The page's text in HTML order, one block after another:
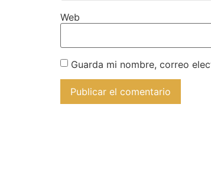
Web
Guarda mi nombre, correo